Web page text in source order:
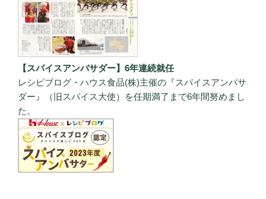
【スパイスアンバサダー】6年連続就任
レシピブログ・ハウス食品(株)主催の『スパイスアンバサ
ダー』（旧スパイス大使）を任期満了まで6年間努めまし
た。